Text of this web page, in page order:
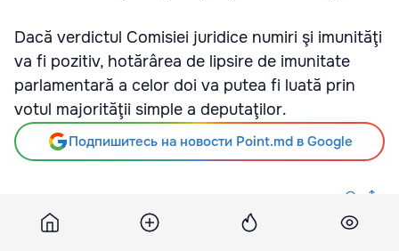
Dacă verdictul Comisiei juridice numiri şi imunităţi
va fi pozitiv, hotărârea de lipsire de imunitate
parlamentară a celor doi va putea fi luată prin
votul majorităţii simple a deputaţilor.
Подпишитесь на новости Point.md в Google